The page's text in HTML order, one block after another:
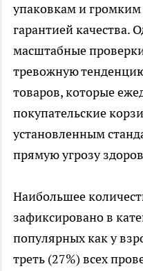
упаковкам и
гарантией качества.
масштабные
тревожную
товаров, которые
покупательские
установленным
прямую угрозу
Наибольшее
зафиксировано в
популярных как у
треть (27%) всех